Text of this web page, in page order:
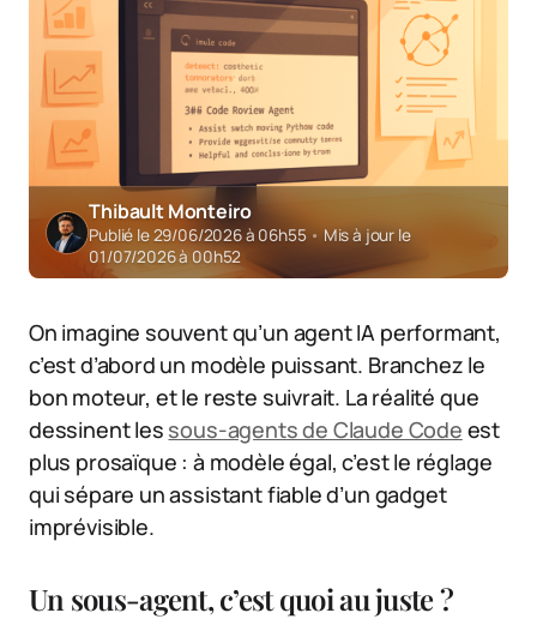
Thibault Monteiro
Publié le 29/06/2026 à 06h55 • Mis à jour le
01/07/2026 à 00h52
On imagine souvent qu’un agent IA performant,
c’est d’abord un modèle puissant. Branchez le
bon moteur, et le reste suivrait. La réalité que
dessinent les sous-agents de Claude Code est
plus prosaïque : à modèle égal, c’est le réglage
qui sépare un assistant fiable d’un gadget
imprévisible.
Un sous-agent, c’est quoi au juste ?